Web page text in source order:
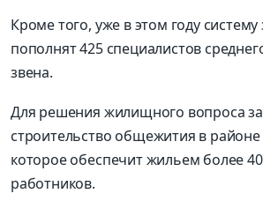
Кроме того, уже в этом году
пополнят 425 специалистов
звена.
Для решения жилищного вопроса
строительство общежития в
которое обеспечит жильем более
работников.